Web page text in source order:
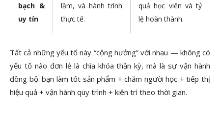
bạch &
uy tín
lầm, và hành trình
thực tế.
quả học viên và tỷ
lệ hoàn thành.
Tất cả những yếu tố này “cộng hưởng” với nhau — không có
yếu tố nào đơn lẻ là chìa khóa thần kỳ, mà là sự vận hành
đồng bộ: bạn làm tốt sản phẩm + chăm người học + tiếp thị
hiệu quả + vận hành quy trình + kiên trì theo thời gian.